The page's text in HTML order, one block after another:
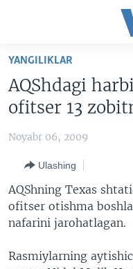
Boshiga
Qidiruvga
o'ting
AMERIKA
VATANDOSHLAR
MULTIMEDIA
AMERIKA MANZARALARI
IJTIMOIY TARMOQLAR
YANGILIKLAR
AQShdagi
ofitser 13
Noyabr 06, 2009
Ulashing
AQShning Texas
ofitser otishma
nafarini jarohatlagan.
Rasmiylarning